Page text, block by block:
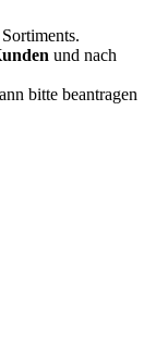
und nach
bitte beantragen